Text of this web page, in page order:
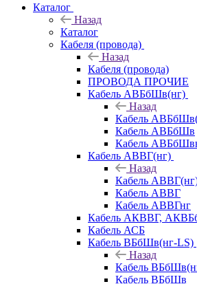
Каталог
Назад
Каталог
Кабеля (провода)
Назад
Кабеля (провода)
ПРОВОДА ПРОЧИЕ
Кабель АВБбШв(нг)
Назад
Кабель
Кабель АВБбШв
Кабель
Кабель АВВГ(нг)
Назад
Кабель
Кабель АВВГ
Кабель АВВГнг
Кабель АКВВГ,
Кабель АСБ
Кабель ВБбШв(нг-LS)
Назад
Кабель
Кабель ВБбШв